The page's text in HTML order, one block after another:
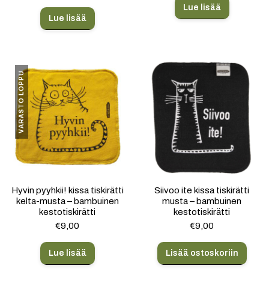
Lue lisää
Lue lisää
VARASTO LOPPU
Hyvin pyyhkii! kissa tiskirätti
kelta-musta – bambuinen
kestotiskirätti
€9,00
Lue lisää
Siivoo ite kissa tiskirätti
musta – bambuinen
kestotiskirätti
€9,00
Lisää ostoskoriin